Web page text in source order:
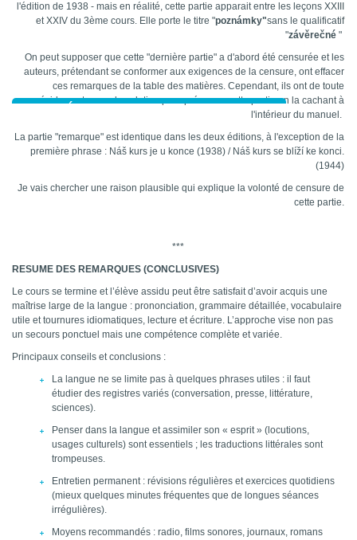
l'édition de 1938 - mais en réalité, cette partie apparait entre les leçons XXIII
et XXIV du 3ème cours. Elle porte le titre "poznámky"sans le qualificatif
"závěrečné "
On peut supposer que cette "dernière partie" a d'abord été censurée et les
auteurs, prétendant se conformer aux exigences de la censure, ont effacer
ces remarques de la table des matières. Cependant, ils ont de toute
évidence trouver la solution pour préserver cette partie en la cachant à
l'intérieur du manuel.
La partie "remarque" est identique dans les deux éditions, à l'exception de la
première phrase : Náš kurs je u konce (1938) / Náš kurs se blíží ke konci.
(1944)
Je vais chercher une raison plausible qui explique la volonté de censure de
cette partie.
***
RESUME DES REMARQUES (CONCLUSIVES)
Le cours se termine et l’élève assidu peut être satisfait d’avoir acquis une
maîtrise large de la langue : prononciation, grammaire détaillée, vocabulaire
utile et tournures idiomatiques, lecture et écriture. L’approche vise non pas
un secours ponctuel mais une compétence complète et variée.
Principaux conseils et conclusions :
La langue ne se limite pas à quelques phrases utiles : il faut
étudier des registres variés (conversation, presse, littérature,
sciences).
Penser dans la langue et assimiler son « esprit » (locutions,
usages culturels) sont essentiels ; les traductions littérales sont
trompeuses.
Entretien permanent : révisions régulières et exercices quotidiens
(mieux quelques minutes fréquentes que de longues séances
irrégulières).
Moyens recommandés : radio, films sonores, journaux, romans